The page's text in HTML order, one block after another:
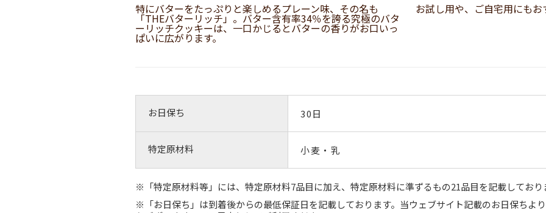
特にバターをたっぷりと楽しめるプレーン味、その名も
「THEバターリッチ」。バター含有率34％を誇る究極のバタ
ーリッチクッキーは、一口かじるとバターの香りがお口いっ
ぱいに広がります。
お試し用や、ご自宅用にもお
お日保ち 30日
特定原材料 小麦・乳
※「特定原材料等」には、特定原材料7品目に加え、特定原材料に準ずるもの21品目を記載しており
※「お日保ち」は到着後からの最低保証日を記載しております。当ウェブサイト記載のお日保ちよ